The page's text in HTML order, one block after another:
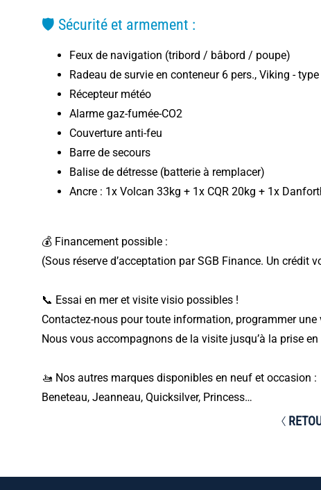
🛡️ Sécurité et armement :
Feux de navigation (tribord / bâbord / poupe)
Radeau de survie en conteneur 6 pers., Viking -
Récepteur météo
Alarme gaz-fumée-CO2
Couverture anti-feu
Barre de secours
Balise de détresse (batterie à remplacer)
Ancre : 1x Volcan 33kg + 1x CQR 20kg + 1x
💰 Financement possible :
(Sous réserve d’acceptation par SGB Finance. Un
📞 Essai en mer et visite visio possibles !
Contactez-nous pour toute information, programmer
Nous vous accompagnons de la visite jusqu’à la prise
🚤 Nos autres marques disponibles en neuf et occasion :
Beneteau, Jeanneau, Quicksilver, Princess…